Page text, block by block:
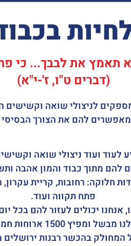
תאמץ את לבבך... כי
(דברים ט"ו, ז'-י"א)
לניצולי שואה
להם את הצורך הבסיסי
לעוד ועוד ניצולי שואה
להם מתוך כבוד והמון אהבה
אנו מגיעים ל29 נקודות חלוקה: רחובות,
פתח תקווה ועוד.
יכולים לעזור להם בכל
1500 ארוחות חמות בכל יום!
המחולק בהכשר רבנות ירושלים